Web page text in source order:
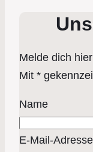
Melde dich
Mit *
Name
E-Mail-